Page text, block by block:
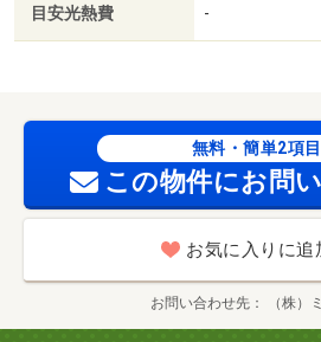
目安光熱費 -
無料・簡単2項目
この物件にお問
お気に入りに追
お問い合わせ先 （株）